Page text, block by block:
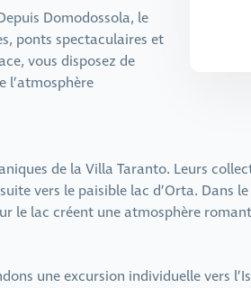
Domodossola, le
ponts spectaculaires et
vous disposez de
l’atmosphère
de la Villa Taranto. Leurs
vers le paisible lac d’Orta. Dans
le lac créent une atmosphère
une excursion individuelle vers